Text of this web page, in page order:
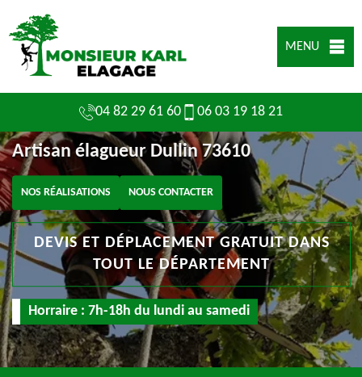
MENU
04 82 29 61 60 06 03 19 18 21
Artisan élagueur Dullin 73610
NOS RÉALISATIONS NOUS CONTACTER
DEVIS ET DÉPLACEMENT GRATUIT DANS
TOUT LE DÉPARTEMENT
Horraire : 7h-18h du lundi au samedi